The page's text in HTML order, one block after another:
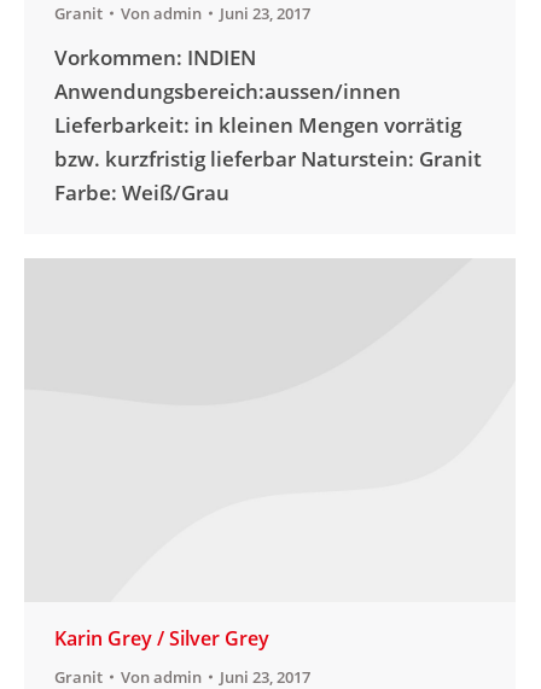
Granit Vonadmin Juni 23, 2017
Vorkommen: INDIEN
Anwendungsbereich:aussen/innen
Lieferbarkeit: in kleinen Mengen vorrätig
bzw. kurzfristig lieferbar Naturstein: Granit
Farbe: Weiß/Grau
Karin Grey / Silver Grey
Granit Vonadmin Juni 23, 2017